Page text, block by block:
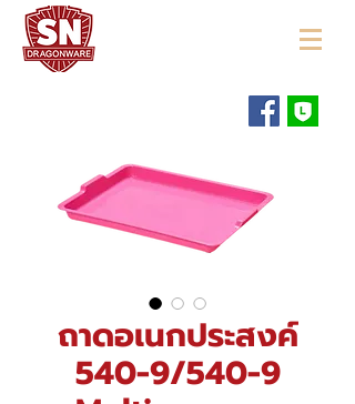
ถาดอเนกประสงค์
540-9/540-9